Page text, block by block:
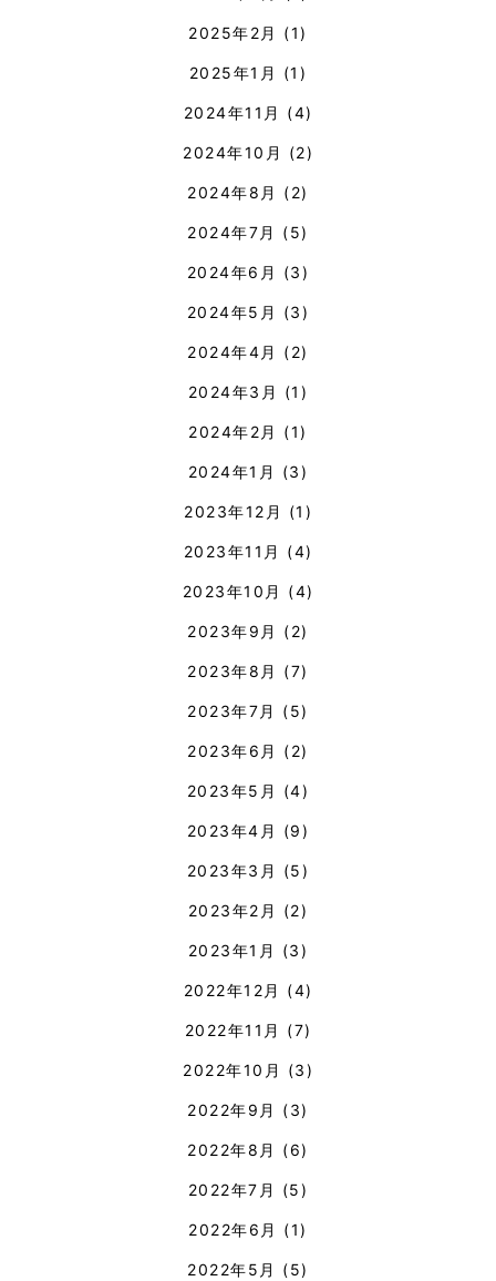
2025年2月 (1)
2025年1月 (1)
2024年11月 (4)
2024年10月 (2)
2024年8月 (2)
2024年7月 (5)
2024年6月 (3)
2024年5月 (3)
2024年4月 (2)
2024年3月 (1)
2024年2月 (1)
2024年1月 (3)
2023年12月 (1)
2023年11月 (4)
2023年10月 (4)
2023年9月 (2)
2023年8月 (7)
2023年7月 (5)
2023年6月 (2)
2023年5月 (4)
2023年4月 (9)
2023年3月 (5)
2023年2月 (2)
2023年1月 (3)
2022年12月 (4)
2022年11月 (7)
2022年10月 (3)
2022年9月 (3)
2022年8月 (6)
2022年7月 (5)
2022年6月 (1)
2022年5月 (5)